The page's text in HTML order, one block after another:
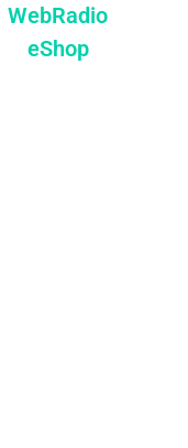
WebRadio
eShop